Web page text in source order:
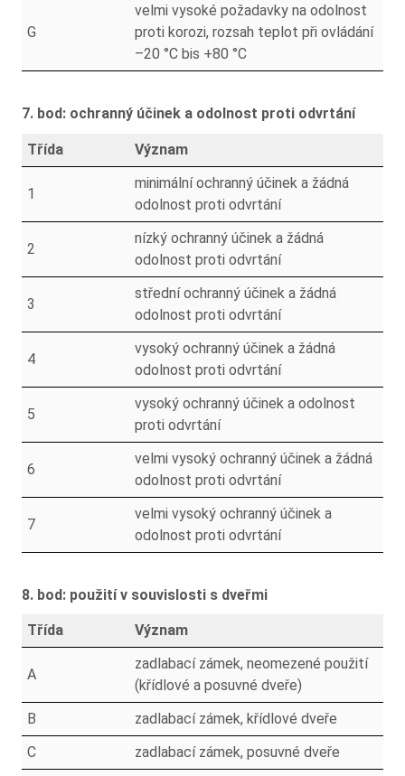
G
velmi vysoké požadavky na odolnost
proti korozi, rozsah teplot při ovládání
–20 °C bis +80 °C
7. bod: ochranný účinek a odolnost proti odvrtání
Třída Význam
1
minimální ochranný účinek a žádná
odolnost proti odvrtání
2
nízký ochranný účinek a žádná
odolnost proti odvrtání
3
střední ochranný účinek a žádná
odolnost proti odvrtání
4
vysoký ochranný účinek a žádná
odolnost proti odvrtání
5
vysoký ochranný účinek a odolnost
proti odvrtání
6
velmi vysoký ochranný účinek a žádná
odolnost proti odvrtání
7
velmi vysoký ochranný účinek a
odolnost proti odvrtání
8. bod: použití v souvislosti s dveřmi
Třída Význam
A
zadlabací zámek, neomezené použití
(křídlové a posuvné dveře)
B
zadlabací zámek, křídlové dveře
C
zadlabací zámek, posuvné dveře